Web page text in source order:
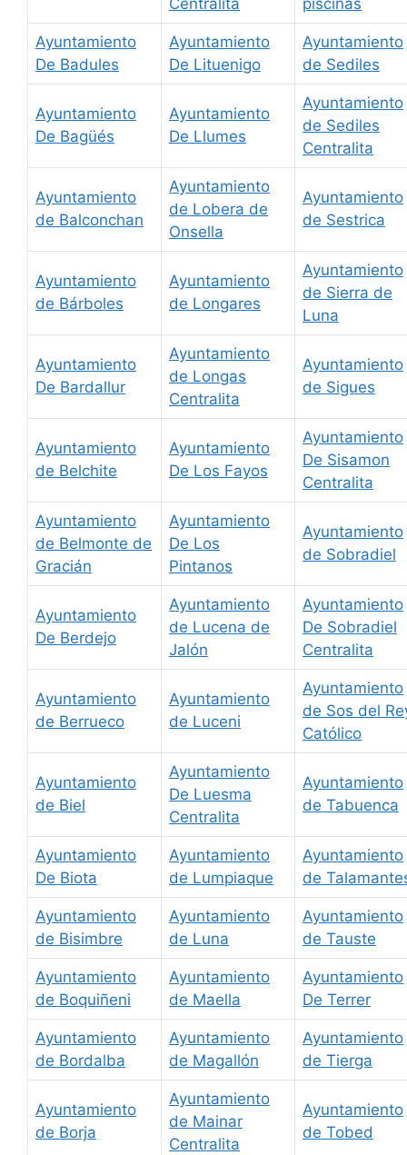
Centralita piscinas
Ayuntamiento
De Badules
Ayuntamiento
De Lituenigo
Ayuntamiento
de Sediles
Ayuntamiento
De Bagüés
Ayuntamiento
De Llumes
Ayuntamiento
de Sediles
Centralita
Ayuntamiento
de Balconchan
Ayuntamiento
de Lobera de
Onsella
Ayuntamiento
de Sestrica
Ayuntamiento
de Bárboles
Ayuntamiento
de Longares
Ayuntamiento
de Sierra de
Luna
Ayuntamiento
De Bardallur
Ayuntamiento
de Longas
Centralita
Ayuntamiento
de Sigues
Ayuntamiento
de Belchite
Ayuntamiento
De Los Fayos
Ayuntamiento
De Sisamon
Centralita
Ayuntamiento
de Belmonte de
Gracián
Ayuntamiento
De Los
Pintanos
Ayuntamiento
de Sobradiel
Ayuntamiento
De Berdejo
Ayuntamiento
de Lucena de
Jalón
Ayuntamiento
De Sobradiel
Centralita
Ayuntamiento
de Berrueco
Ayuntamiento
de Luceni
Ayuntamiento
de Sos del
Católico
Ayuntamiento
de Biel
Ayuntamiento
De Luesma
Centralita
Ayuntamiento
de Tabuenca
Ayuntamiento
De Biota
Ayuntamiento
de Lumpiaque
Ayuntamiento
de
Ayuntamiento
de Bisimbre
Ayuntamiento
de Luna
Ayuntamiento
de Tauste
Ayuntamiento
de Boquiñeni
Ayuntamiento
de Maella
Ayuntamiento
De Terrer
Ayuntamiento
de Bordalba
Ayuntamiento
de Magallón
Ayuntamiento
de Tierga
Ayuntamiento
de Borja
Ayuntamiento
de Mainar
Centralita
Ayuntamiento
de Tobed